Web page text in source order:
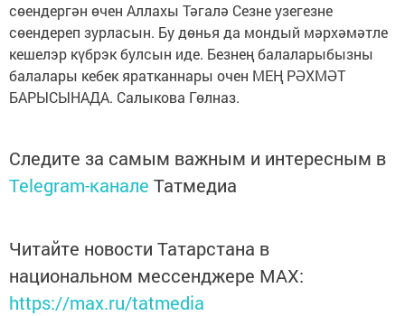
сөендергән өчен Аллахы Тәгалә Сезне узегезне
сөендереп зурласын. Бу дөнья да мондый мәрхәмәтле
кешелэр күбрэк булсын иде. Безнең балаларыбызны
балалары кебек яратканнары очен МЕҢ РӘХМӘТ
БАРЫСЫНАДА. Салыкова Гөлназ.
Следите за самым важным и интересным в
Telegram-канале Татмедиа
Читайте новости Татарстана в
национальном мессенджере MАХ:
https://max.ru/tatmedia